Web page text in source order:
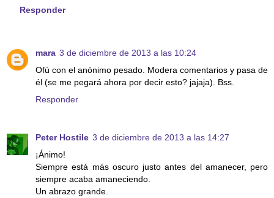
Responder
mara 3 de diciembre de 2013 a las 10:24
Ofú con el anónimo pesado. Modera comentarios y pasa de
él (se me pegará ahora por decir esto? jajaja). Bss.
Responder
Peter Hostile 3 de diciembre de 2013 a las 14:27
¡Ánimo!
Siempre está más oscuro justo antes del amanecer, pero
siempre acaba amaneciendo.
Un abrazo grande.